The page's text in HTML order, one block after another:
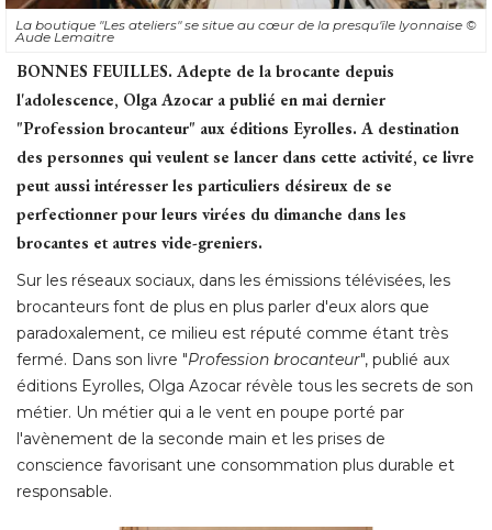
La boutique "Les ateliers" se situe au cœur de la presqu'île lyonnaise ©
Aude Lemaitre
BONNES FEUILLES. Adepte de la brocante depuis
l'adolescence, Olga Azocar a publié en mai dernier
"Profession brocanteur" aux éditions Eyrolles. A destination
des personnes qui veulent se lancer dans cette activité, ce livre
peut aussi intéresser les particuliers désireux de se
perfectionner pour leurs virées du dimanche dans les
brocantes et autres vide-greniers.
Sur les réseaux sociaux, dans les émissions télévisées, les
brocanteurs font de plus en plus parler d'eux alors que
paradoxalement, ce milieu est réputé comme étant très
fermé. Dans son livre "Profession brocanteur", publié aux
éditions Eyrolles, Olga Azocar révèle tous les secrets de son
métier. Un métier qui a le vent en poupe porté par
l'avènement de la seconde main et les prises de
conscience favorisant une consommation plus durable et
responsable.